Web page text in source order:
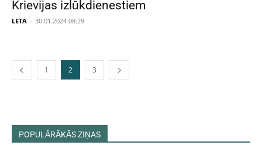
Krievijas izlūkdienestiem
LETA - 30.01.2024 08:29
1 2 3
POPULĀRĀKĀS ZIŅAS